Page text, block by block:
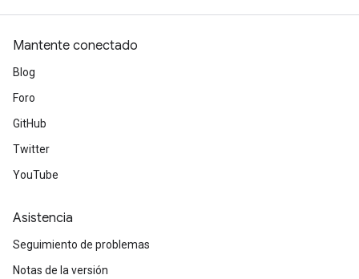
Mantente conectado
Blog
Foro
GitHub
Twitter
YouTube
Asistencia
Seguimiento de problemas
Notas de la versión